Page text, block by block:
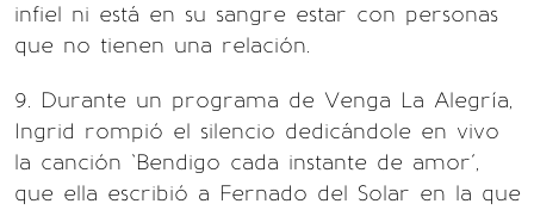
infiel ni está en su sangre estar con personas
que no tienen una relación.
9. Durante un programa de Venga La Alegría,
Ingrid rompió el silencio dedicándole en vivo
la canción `Bendigo cada instante de amor´,
que ella escribió a Fernado del Solar en la que